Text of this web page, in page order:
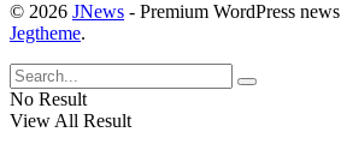
© 2026 JNews - Premium WordPress
Jegtheme.
No Result
View All Result